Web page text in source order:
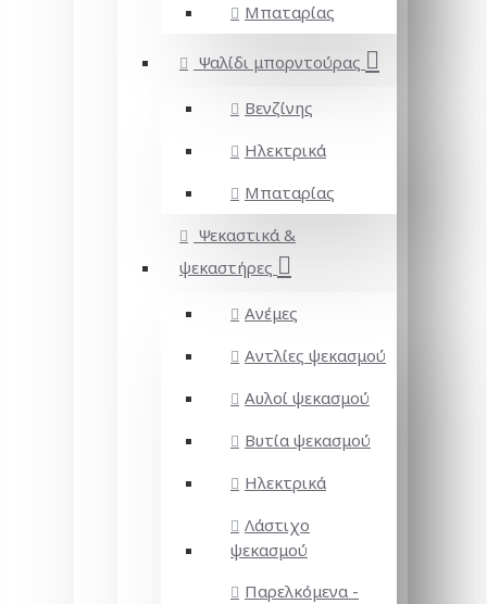
Μπαταρίας
Ψαλίδι μπορντούρας
Βενζίνης
Ηλεκτρικά
Μπαταρίας
Ψεκαστικά &
ψεκαστήρες
Ανέμες
Αντλίες ψεκασμού
Αυλοί ψεκασμού
Βυτία ψεκασμού
Ηλεκτρικά
Λάστιχο
ψεκασμού
Παρελκόμενα -